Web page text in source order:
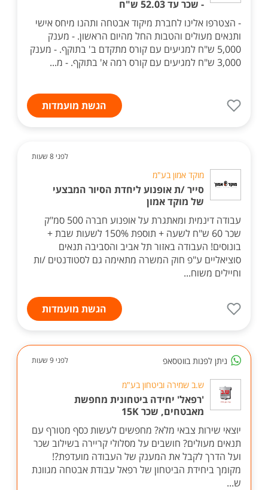
- שכר עד 52.03 ש"ח
- הצטרפו אלינו לחברת מיקוד אבטחה ותהנו מיחס אישי
ותנאים מעולים והטבות החל מהיום הראשון. - מענק
5,000 ש"ח למגיעים עם קורס מתקדם ב' בתוקף. - מענק
3,000 ש"ח למגיעים עם קורס רמה א' בתוקף. - מ...
הגשת מועמדות
לפני 8 שעות
מוקד אמון בע"מ
סייר /ת אופנוע ליחדת הסיור המבצעי
של מוקד אמון
עבודה דינמית ומאתגרת על אופנוע חברה 500 סמ"ק
שכר 60 ש"ח לשעה + תוספת 150% לשעות שבת +
בונוסים! העבודה באזור תל אביב והסביבה תנאים
סוציאליים ע"פ חוק המשרה מתאימה גם לסטודנטים /ות
וחיילים משוח...
הגשת מועמדות
ניתן לפנות בווטסאפ לפני 9 שעות
ש.ב שמירה וביטחון בע"מ
'רפאל' יחידה ביטחונית מחפשת
מאבטחים, שכר 15K
יוצאי שירות צבאי מלא? מחפשים לעשות כסף מטורף עם
תנאים מעולים? חושבים על מסלולי קריירה בשילוב שכר
ועל הדרך לקבל את המענק של העבודה מועדפת?!
מקומך ביחידת הביטחון של רפאל עבודת אבטחה מגוונת
ש...